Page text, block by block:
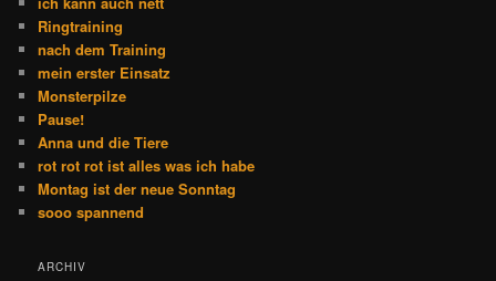
Ringtraining
nach dem Training
mein erster Einsatz
Monsterpilze
Pause!
Anna und die Tiere
rot rot rot ist alles was ich habe
Montag ist der neue Sonntag
sooo spannend
ARCHIV